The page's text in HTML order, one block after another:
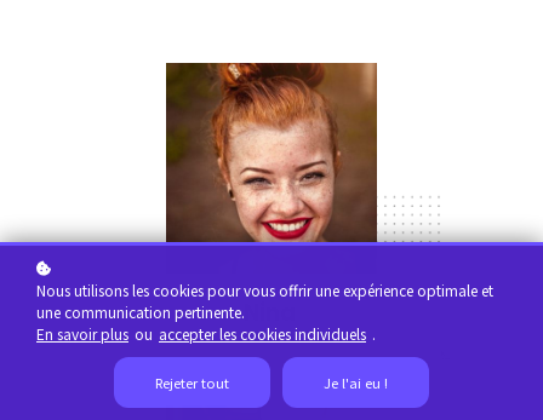
Nina
Nous utilisons les cookies pour vous offrir une expérience optimale et
une communication pertinente.
En savoir plus ou accepter les cookies individuels .
Rejeter tout Je l'ai eu !